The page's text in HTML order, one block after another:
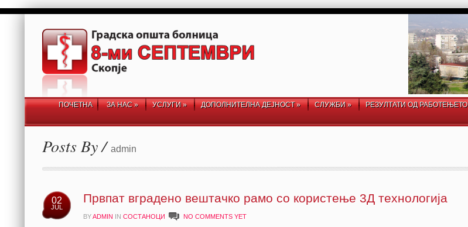
ПОЧЕТНА ЗА НАС» УСЛУГИ» ДОПОЛНИТЕЛНА ДЕЈНОСТ» СЛУЖБИ» РЕЗУЛТАТИ ОД РАБОТЕЊЕТО
Posts By / admin
02
JUL
Првпат вградено вештачко рамо со користење 3Д технологија
BYADMIN IN СОСТАНОЦИ NO COMMENTS YET